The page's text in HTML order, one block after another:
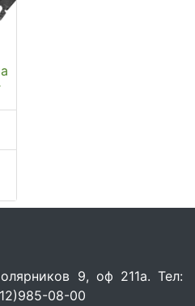
9, оф 211а. Тел:
08-00